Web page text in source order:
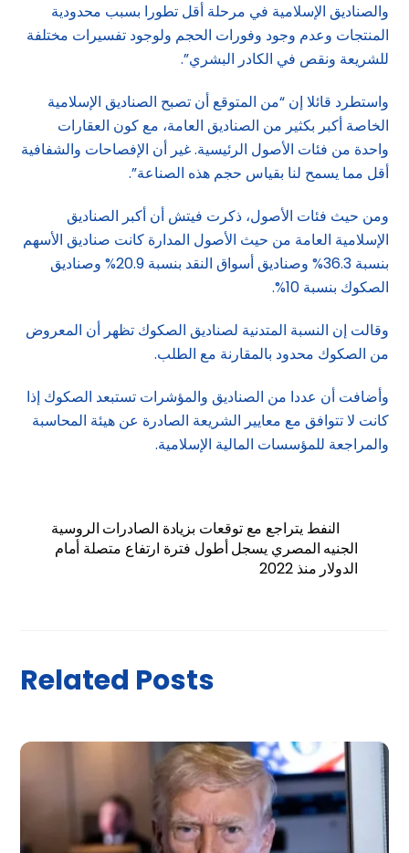
والصناديق الإسلامية في مرحلة أقل تطورا بسبب محدودية
المنتجات وعدم وجود وفورات الحجم ولوجود تفسيرات مختلفة
للشريعة ونقص في الكادر البشري”.
واستطرد قائلا إن “من المتوقع أن تصبح الصناديق الإسلامية
الخاصة أكبر بكثير من الصناديق العامة، مع كون العقارات
واحدة من فئات الأصول الرئيسية. غير أن الإفصاحات والشفافية
أقل مما يسمح لنا بقياس حجم هذه الصناعة”.
ومن حيث فئات الأصول، ذكرت فيتش أن أكبر الصناديق
الإسلامية العامة من حيث الأصول المدارة كانت صناديق الأسهم
بنسبة 36.3% وصناديق أسواق النقد بنسبة 20.9% وصناديق
الصكوك بنسبة 10%.
وقالت إن النسبة المتدنية لصناديق الصكوك تظهر أن المعروض
من الصكوك محدود بالمقارنة مع الطلب.
وأضافت أن عددا من الصناديق والمؤشرات تستبعد الصكوك إذا
كانت لا تتوافق مع معايير الشريعة الصادرة عن هيئة المحاسبة
والمراجعة للمؤسسات المالية الإسلامية.
النفط يتراجع مع توقعات بزيادة الصادرات الروسية
الجنيه المصري يسجل أطول فترة ارتفاع متصلة أمام
الدولار منذ 2022
Related Posts